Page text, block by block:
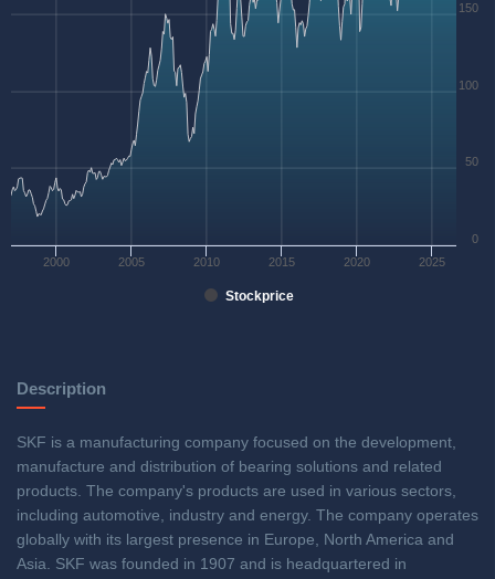
Stockprice
2000 2005 2010 2015 2020 2025
0
50
100
150
Description
SKF is a manufacturing company focused on the development,
manufacture and distribution of bearing solutions and related
products. The company's products are used in various sectors,
including automotive, industry and energy. The company operates
globally with its largest presence in Europe, North America and
Asia. SKF was founded in 1907 and is headquartered in